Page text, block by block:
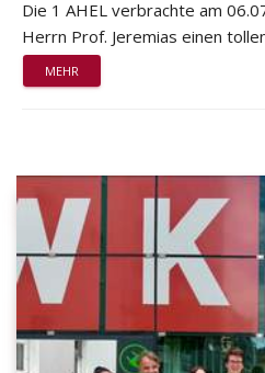
Die 1 AHEL verbrachte am
Herrn Prof. Jeremias einen
MEHR